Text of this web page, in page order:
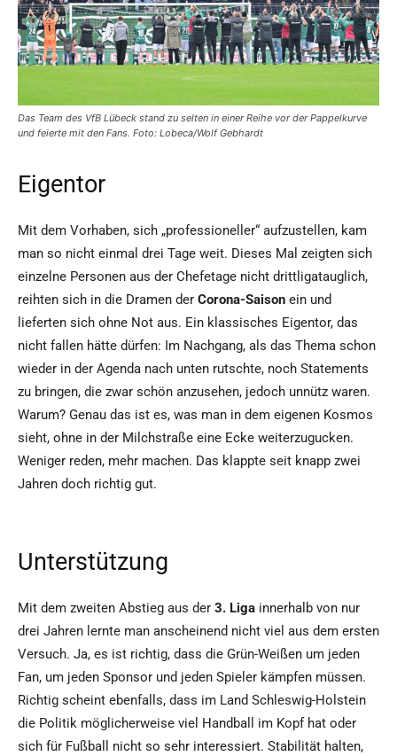
Das Team des VfB Lübeck stand zu selten in einer Reihe vor der Pappelkurve
und feierte mit den Fans. Foto: Lobeca/Wolf Gebhardt
Eigentor
Mit dem Vorhaben, sich „professioneller“ aufzustellen, kam
man so nicht einmal drei Tage weit. Dieses Mal zeigten sich
einzelne Personen aus der Chefetage nicht drittligatauglich,
reihten sich in die Dramen der Corona-Saison ein und
lieferten sich ohne Not aus. Ein klassisches Eigentor, das
nicht fallen hätte dürfen: Im Nachgang, als das Thema schon
wieder in der Agenda nach unten rutschte, noch Statements
zu bringen, die zwar schön anzusehen, jedoch unnütz waren.
Warum? Genau das ist es, was man in dem eigenen Kosmos
sieht, ohne in der Milchstraße eine Ecke weiterzugucken.
Weniger reden, mehr machen. Das klappte seit knapp zwei
Jahren doch richtig gut.
Unterstützung
Mit dem zweiten Abstieg aus der 3. Liga innerhalb von nur
drei Jahren lernte man anscheinend nicht viel aus dem ersten
Versuch. Ja, es ist richtig, dass die Grün-Weißen um jeden
Fan, um jeden Sponsor und jeden Spieler kämpfen müssen.
Richtig scheint ebenfalls, dass im Land Schleswig-Holstein
die Politik möglicherweise viel Handball im Kopf hat oder
sich für Fußball nicht so sehr interessiert. Stabilität halten,